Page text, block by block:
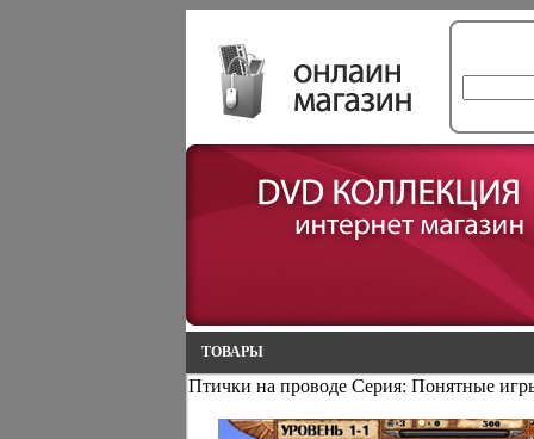
ТОВАРЫ
Птички на проводе Серия: Понятные